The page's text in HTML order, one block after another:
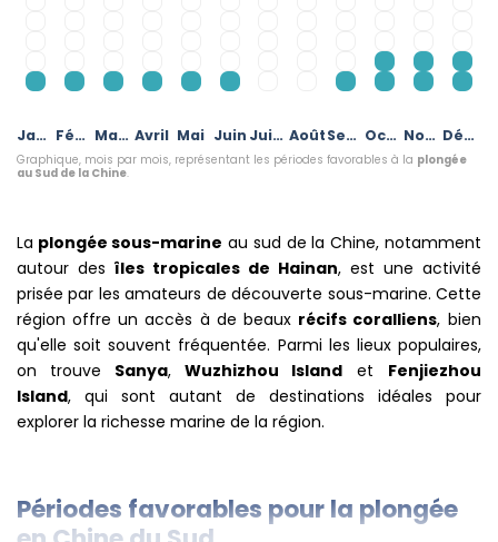
Janvier Février Mars Avril Mai Juin Juillet Août Septembre Octobre Novembre Décembre
Graphique, mois par mois, représentant les périodes favorables à la plongée
au Sud de la Chine.
La plongée sous-marine au sud de la Chine, notamment
autour des îles tropicales de Hainan, est une activité
prisée par les amateurs de découverte sous-marine. Cette
région offre un accès à de beaux récifs coralliens, bien
qu'elle soit souvent fréquentée. Parmi les lieux populaires,
on trouve Sanya, Wuzhizhou Island et Fenjiezhou
Island, qui sont autant de destinations idéales pour
explorer la richesse marine de la région.
Périodes favorables pour la plongée